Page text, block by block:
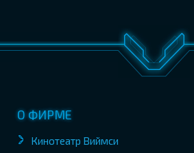
О ФИРМЕ
Кинотеатр Виймси